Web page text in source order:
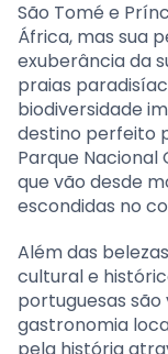
São Tomé e
África, mas sua
exuberância da
praias
biodiversidade
destino perfeito
Parque Nacional
que vão desde
escondidas no
Além das
cultural e
portuguesas
gastronomia